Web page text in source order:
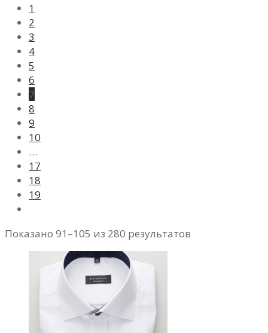
1
2
3
4
5
6
7
8
9
10
…
17
18
19
Показано 91–105 из 280 результатов